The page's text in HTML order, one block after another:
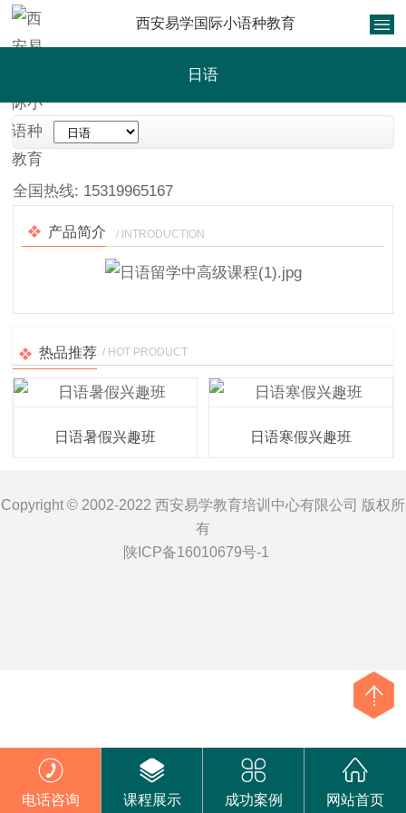
西安易学国际小语种教育
日语
全国热线: 15319965167
产品简介 / INTRODUCTION
热品推荐 / HOT PRODUCT
日语暑假兴趣班 日语寒假兴趣班
Copyright © 2002-2022 西安易学教育培训中心有限公司 版权所
有
陕ICP备16010679号-1
电话咨询 课程展示 成功案例 网站首页